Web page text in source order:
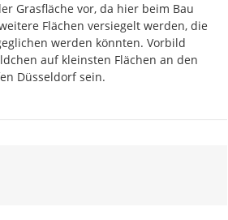
Grasfläche vor, da hier beim Bau
Flächen versiegelt werden, die
werden könnten. Vorbild
auf kleinsten Flächen an den
Düsseldorf sein.
Äußerung